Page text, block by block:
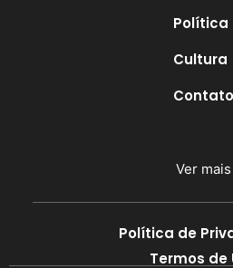
Política
Cultura
Contato
Ver mais
Política de
Termos de